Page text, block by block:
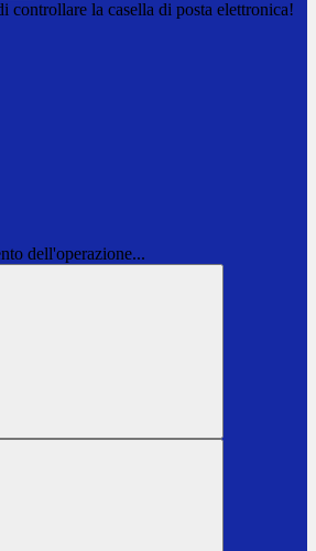
controllare la casella di posta elettronica!
dell'operazione...